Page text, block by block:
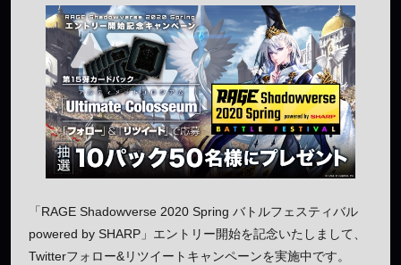
「RAGE Shadowverse 2020 Spring バトルフェスティバル
powered by SHARP」エントリー開始を記念いたしまして、
Twitterフォロー&リツイートキャンペーンを実施中です。